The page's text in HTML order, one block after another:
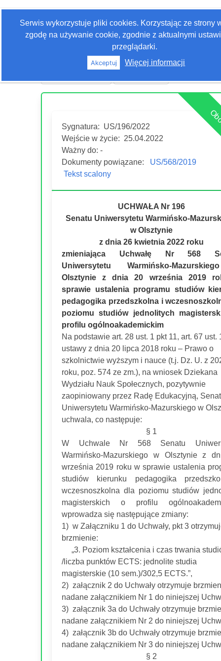
Serwis wykorzystuje pliki cookies. Korzystając ze strony
zgodę na używanie cookie, zgodnie z aktualnymi
przeglądarki.
Akceptuj Więcej informacji
Szukaj
Sygnatura: US/196/2022
Wejście w życie: 25.04.2022
Ważny do: -
Dokumenty powiązane:
US/568/2019
Tekst scalony
UCHWAŁA Nr 196
Senatu Uniwersytetu Warmińsko-
w Olsztynie
z dnia 26 kwietnia 2022 roku
zmieniająca Uchwałę Nr 568
Uniwersytetu Warmińsko-
Olsztynie z dnia 20 września 2019
sprawie ustalenia programu studiów
pedagogika przedszkolna i
poziomu studiów jednolitych
profilu ogólnoakademickim
Na podstawie art. 28 ust. 1 pkt 11, art. 67 ust.
ustawy z dnia 20 lipca 2018 roku – Prawo o
szkolnictwie wyższym i nauce (t.j. Dz. U. z
roku, poz. 574 ze zm.), na wniosek Dziekana
Wydziału Nauk Społecznych, pozytywnie
zaopiniowany przez Radę Edukacyjną, Senat
Uniwersytetu Warmińsko-Mazurskiego w
uchwala, co następuje:
§ 1
W Uchwale Nr 568 Senatu
Warmińsko-Mazurskiego w Olsztynie z
września 2019 roku w sprawie ustalenia
studiów kierunku pedagogika
wczesnoszkolna dla poziomu studiów
magisterskich o profilu
wprowadza się następujące zmiany:
1) w Załączniku 1 do Uchwały, pkt 3
brzmienie:
„3. Poziom kształcenia i czas trwania
/liczba punktów ECTS: jednolite studia
magisterskie (10 sem.)/302,5 ECTS.”,
2) załącznik 2 do Uchwały otrzymuje
nadane załącznikiem Nr 1 do niniejszej
3) załącznik 3a do Uchwały otrzymuje
nadane załącznikiem Nr 2 do niniejszej
4) załącznik 3b do Uchwały otrzymuje
nadane załącznikiem Nr 3 do niniejszej
§ 2